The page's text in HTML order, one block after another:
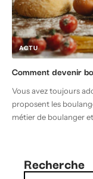
ACTU
Comment devenir
Vous avez toujours
proposent les
métier de boulanger
Recherche